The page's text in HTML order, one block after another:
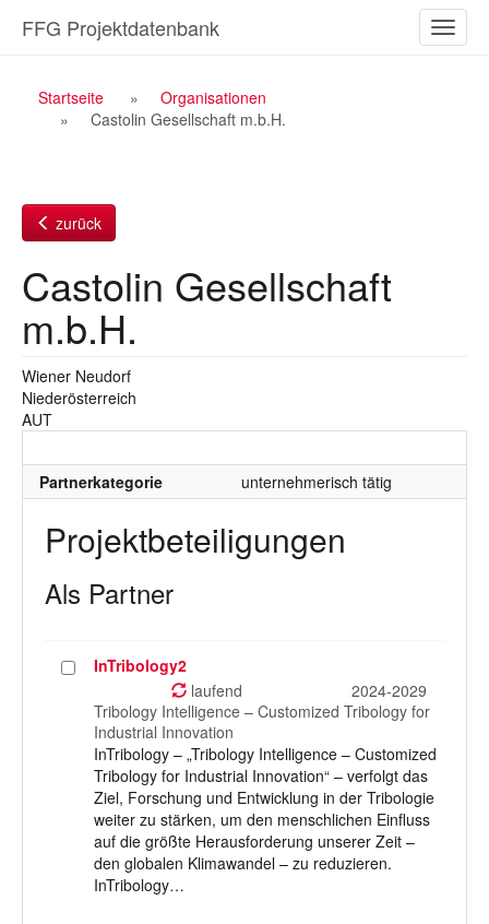
Inhalt
ein-/
FFG Projektdatenbank
Breadcrumb
Navigation
Startseite
Organisationen
Castolin Gesellschaft m.b.H.
zurück
Castolin Gesellschaft
m.b.H.
Wiener Neudorf
Niederösterreich
AUT
Partnerkategorie unternehmerisch tätig
Projektbeteiligungen
Als Partner
ProjektInTribology2
laufend
2024-2029
Tribology Intelligence – Customized Tribology for
Industrial Innovation
InTribology – „Tribology Intelligence – Customized
Tribology for Industrial Innovation“ – verfolgt das
Ziel, Forschung und Entwicklung in der Tribologie
weiter zu stärken, um den menschlichen Einfluss
auf die größte Herausforderung unserer Zeit –
den globalen Klimawandel – zu reduzieren.
InTribology…